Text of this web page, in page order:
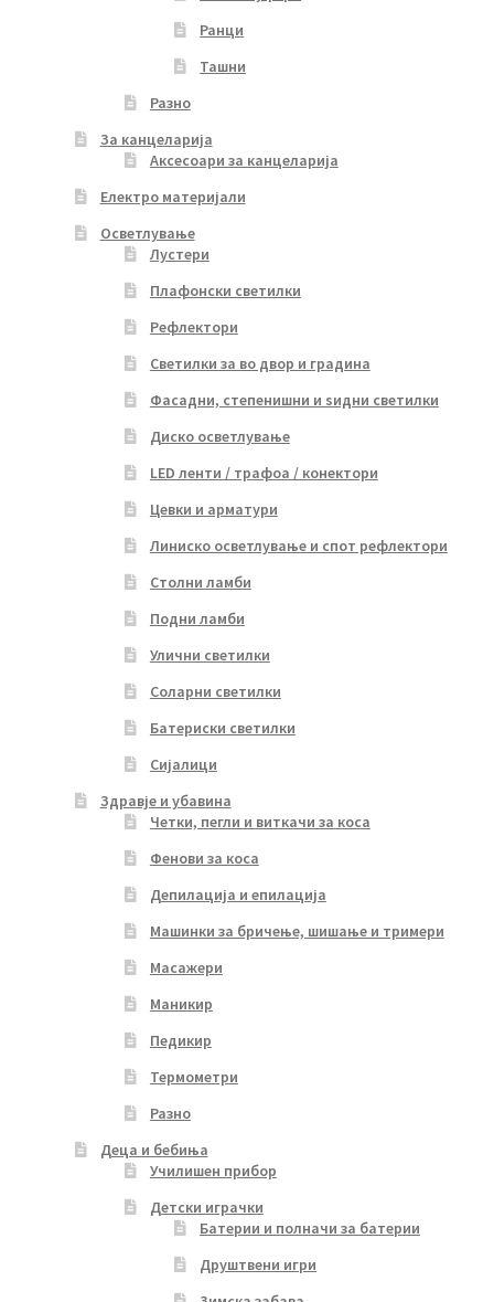
Ранци
Ташни
Разно
За канцеларија
Аксесоари за канцеларија
Електро материјали
Осветлување
Лустери
Плафонски светилки
Рефлектори
Светилки за во двор и градина
Фасадни, степенишни и ѕидни светилки
Диско осветлување
LED ленти / трафоа / конектори
Цевки и арматури
Линиско осветлување и спот рефлектори
Столни ламби
Подни ламби
Улични светилки
Соларни светилки
Батериски светилки
Сијалици
Здравје и убавина
Четки, пегли и виткачи за коса
Фенови за коса
Депилација и епилација
Машинки за бричење, шишање и тримери
Масажери
Маникир
Педикир
Термометри
Разно
Деца и бебиња
Училишен прибор
Детски играчки
Батерии и полначи за батерии
Друштвени игри